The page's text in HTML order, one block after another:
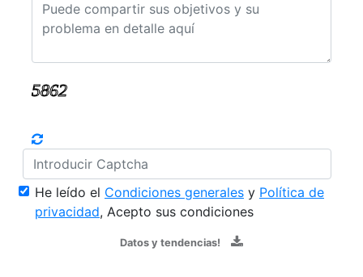
He leído el Condiciones generales y Política de
privacidad, Acepto sus condiciones
Datos y tendencias!